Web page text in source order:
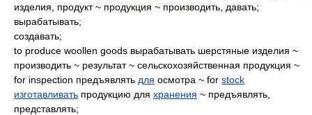
изделия, продукт ~ продукция ~ производить, давать;
вырабатывать;
создавать;
to produce woollen goods вырабатывать шерстяные изделия ~
производить ~ результат ~ сельскохозяйственная продукция ~
for inspection предъявлять для осмотра ~ for stock
изготавливать продукцию для хранения ~ предъявлять,
представлять;